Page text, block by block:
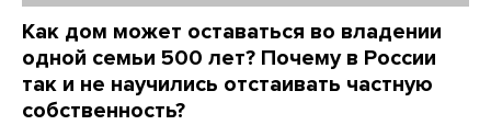
Как дом может оставаться во владении
одной семьи 500 лет? Почему в России
так и не научились отстаивать частную
собственность?